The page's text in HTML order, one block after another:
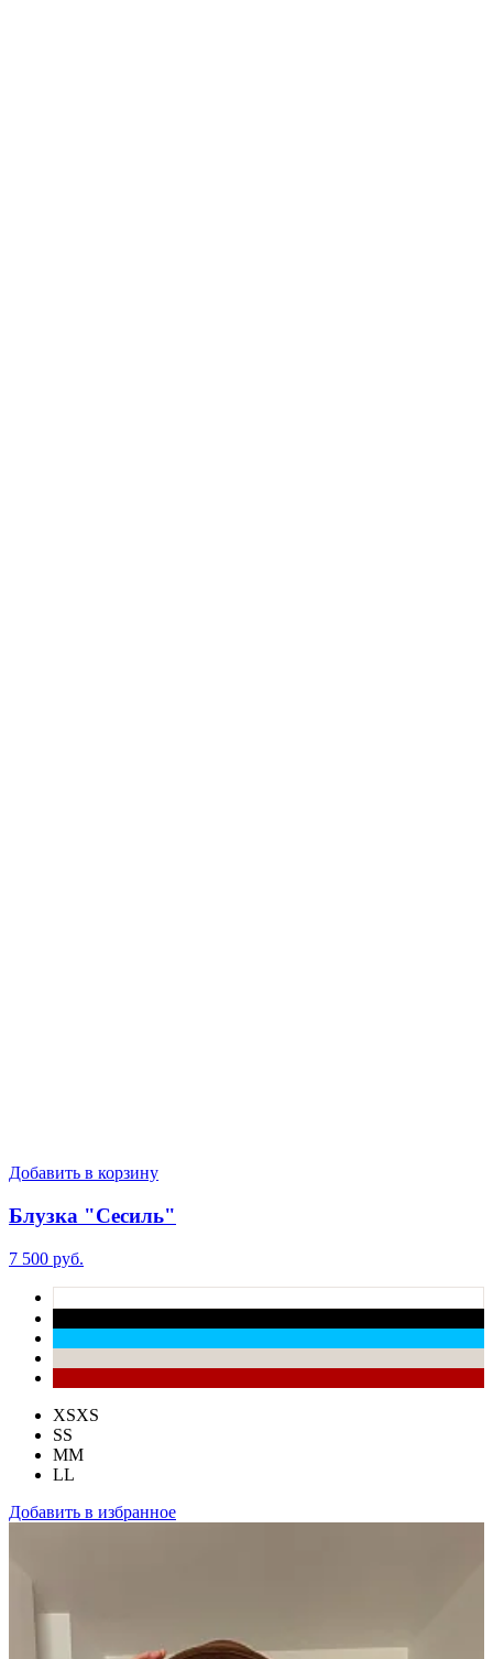
Добавить в корзину
Блузка "Сесиль"
7 500 руб.
XSXS
SS
MM
LL
Добавить в избранное